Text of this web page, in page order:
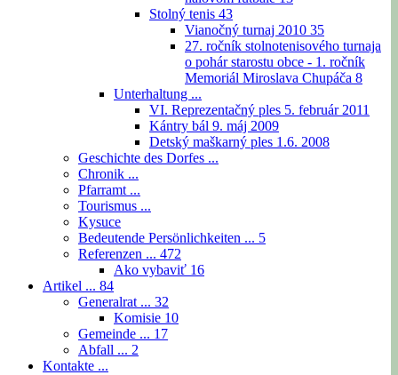
Stolný tenis 43
Vianočný turnaj 2010 35
27. ročník stolnotenisového turnaja
o pohár starostu obce - 1. ročník
Memoriál Miroslava Chupáča 8
Unterhaltung ...
VI. Reprezentačný ples 5. február 2011
Kántry bál 9. máj 2009
Detský maškarný ples 1.6. 2008
Geschichte des Dorfes ...
Chronik ...
Pfarramt ...
Tourismus ...
Kysuce
Bedeutende Persönlichkeiten ... 5
Referenzen ... 472
Ako vybaviť 16
Artikel ... 84
Generalrat ... 32
Komisie 10
Gemeinde ... 17
Abfall ... 2
Kontakte ...